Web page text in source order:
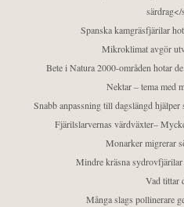
särdrag</
Spanska kamgräsfjärilar
Mikroklimat avgör
Bete i Natura 2000-områden hotar
Nektar – tema med
Snabb anpassning till dagslängd
Fjärilslarvernas värdväxter–
Monarker migrerar
Mindre kräsna
Vad tittar
Många slags pollinerare